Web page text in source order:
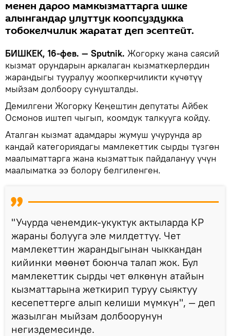
менен дароо мамкызматтарга ишке
алынгандар улуттук коопсуздукка
тобокелчилик жаратат деп эсептейт.
БИШКЕК, 16-фев. — Sputnik. Жогорку жана саясий
кызмат орундарын аркалаган кызматкерлердин
жарандыгы тууралуу жоопкерчиликти күчөтүү
мыйзам долбоору сунушталды.
Демилгени Жогорку Кеңештин депутаты Айбек
Осмонов иштеп чыгып, коомдук талкууга койду.
Аталган кызмат адамдары жумуш учурунда ар
кандай категориядагы мамлекеттик сырды түзгөн
маалыматтарга жана кызматтык пайдалануу үчүн
маалыматка ээ болору белгиленген.
"Учурда ченемдик-укуктук актыларда КР
жараны болууга эле милдеттүү. Чет
мамлекеттин жарандыгынан чыккандан
кийинки мөөнөт боюнча талап жок. Бул
мамлекеттик сырды чет өлкөнүн атайын
кызматтарына жеткирип туруу сыяктуу
кесепеттерге алып келиши мүмкүн", — деп
жазылган мыйзам долбоорунун
негиздемесинде.